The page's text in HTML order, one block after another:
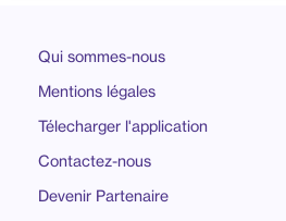
Qui sommes-nous
Mentions légales
Télecharger l'application
Contactez-nous
Devenir Partenaire